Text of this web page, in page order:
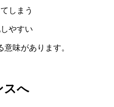
しまう
やすい
味があります。
スへ